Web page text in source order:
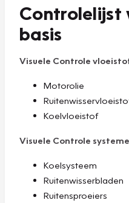
Controlelijst
basis
Visuele Controle
Motorolie
Koelvloeistof
Visuele Controle
Koelsysteem
Ruitenwisserbladen
Ruitensproeiers